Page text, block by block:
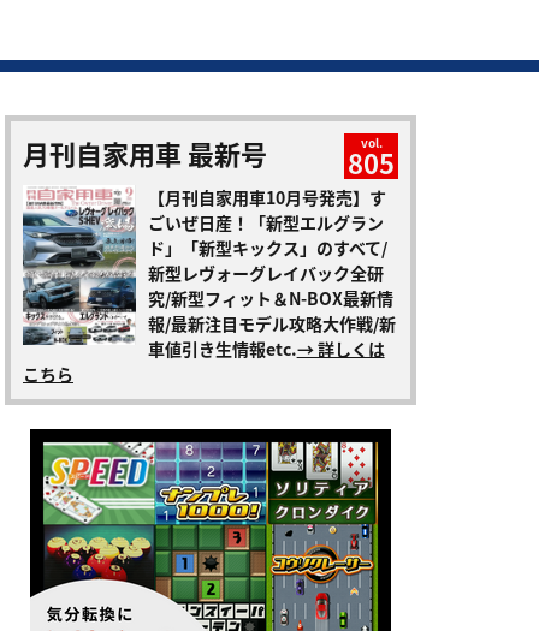
月刊自家用車 最新号 vol.
805
【月刊自家用車10月号発売】す
ごいぜ日産！「新型エルグラン
ド」「新型キックス」のすべて/
新型レヴォーグレイバック全研
究/新型フィット＆N-BOX最新情
報/最新注目モデル攻略大作戦/新
車値引き生情報etc.→ 詳しくは
こちら